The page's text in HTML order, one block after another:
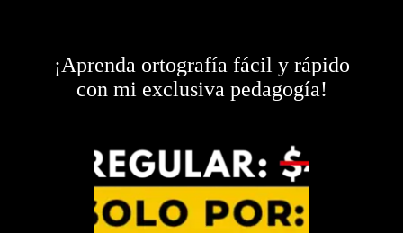
¡Aprenda ortografía fácil y rápido
con mi exclusiva pedagogía!